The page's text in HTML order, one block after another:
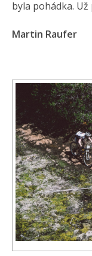
byla pohádka.
Martin Raufer